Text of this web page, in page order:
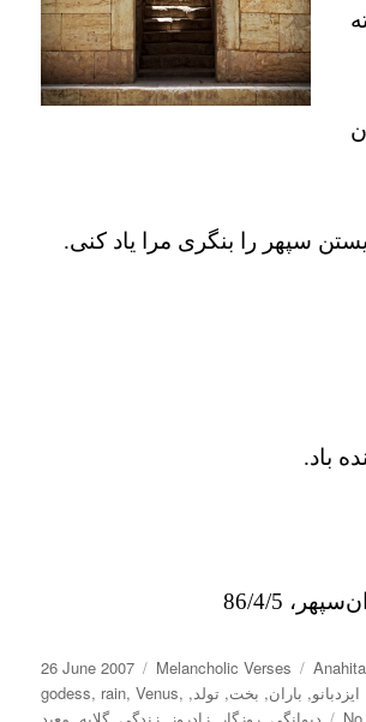
سپهر را بنگری مرا ياد کنی.
86/4/5
Posted
on
26 June 2007 Categories
Melancholic Verses Tags
Anahita
godess, rain,Venus, ایزدبانو, باران, بخت, تولد,